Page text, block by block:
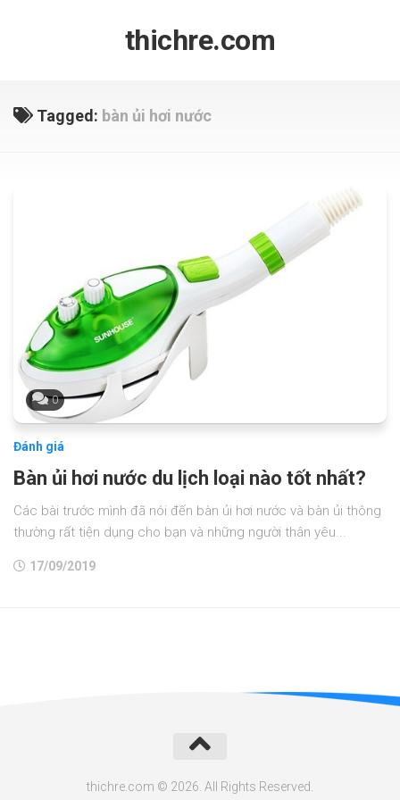
thichre.com
Tagged: bàn ủi hơi nước
0
Đánh giá
Bàn ủi hơi nước du lịch loại nào tốt nhất?
Các bài trước mình đã nói đến bàn ủi hơi nước và bàn ủi thông
thường rất tiện dụng cho bạn và những người thân yêu...
17/09/2019
thichre.com © 2026. All Rights Reserved.